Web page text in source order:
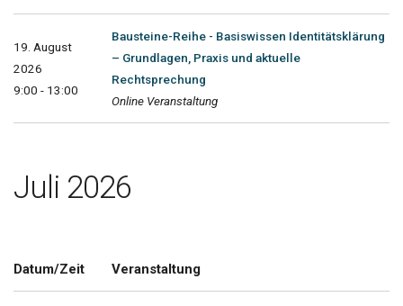
19. August
2026
9:00 - 13:00
Bausteine-Reihe - Basiswissen Identitätsklärung
– Grundlagen, Praxis und aktuelle
Rechtsprechung
Online Veranstaltung
Juli 2026
Datum/Zeit Veranstaltung